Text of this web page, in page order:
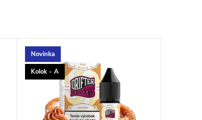
Novinka
Kolok - A